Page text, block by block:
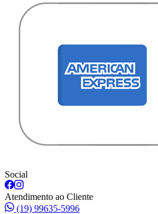
Social
Atendimento ao Cliente
(19) 99635-5996